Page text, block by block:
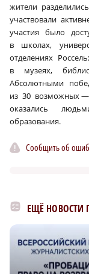
жители
участвовали
участия было
в школах,
отделениях
в музеях,
Абсолютными
из 30 возможных —
оказались
образования.
Сообщить об
ЕЩЁ НОВОСТИ